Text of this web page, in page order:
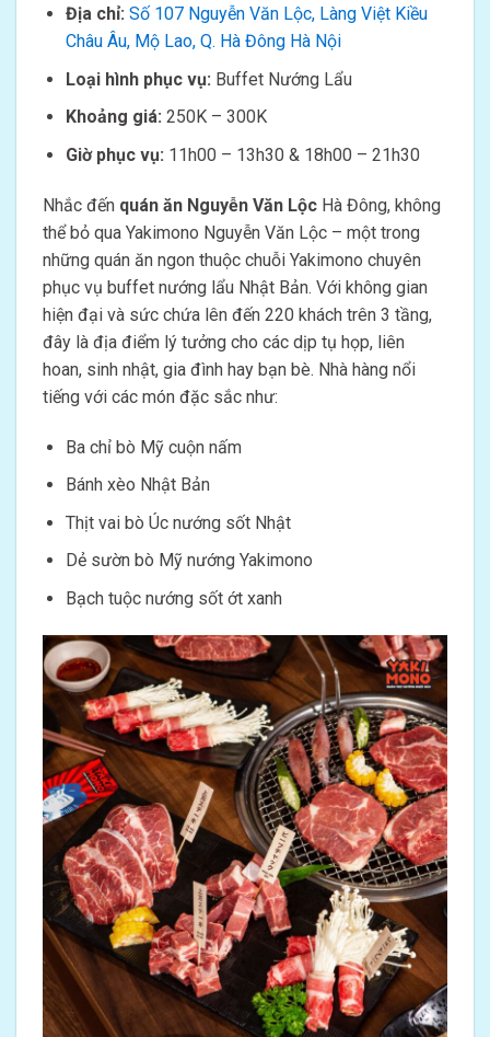
Địa chỉ: Số 107 Nguyễn Văn Lộc, Làng Việt Kiều
Châu Âu, Mộ Lao, Q. Hà Đông Hà Nội
Loại hình phục vụ: Buffet Nướng Lẩu
Khoảng giá: 250K – 300K
Giờ phục vụ: 11h00 – 13h30 & 18h00 – 21h30
Nhắc đến quán ăn Nguyễn Văn Lộc Hà Đông, không
thể bỏ qua Yakimono Nguyễn Văn Lộc – một trong
những quán ăn ngon thuộc chuỗi Yakimono chuyên
phục vụ buffet nướng lẩu Nhật Bản. Với không gian
hiện đại và sức chứa lên đến 220 khách trên 3 tầng,
đây là địa điểm lý tưởng cho các dịp tụ họp, liên
hoan, sinh nhật, gia đình hay bạn bè. Nhà hàng nổi
tiếng với các món đặc sắc như:
Ba chỉ bò Mỹ cuộn nấm
Bánh xèo Nhật Bản
Thịt vai bò Úc nướng sốt Nhật
Dẻ sườn bò Mỹ nướng Yakimono
Bạch tuộc nướng sốt ớt xanh